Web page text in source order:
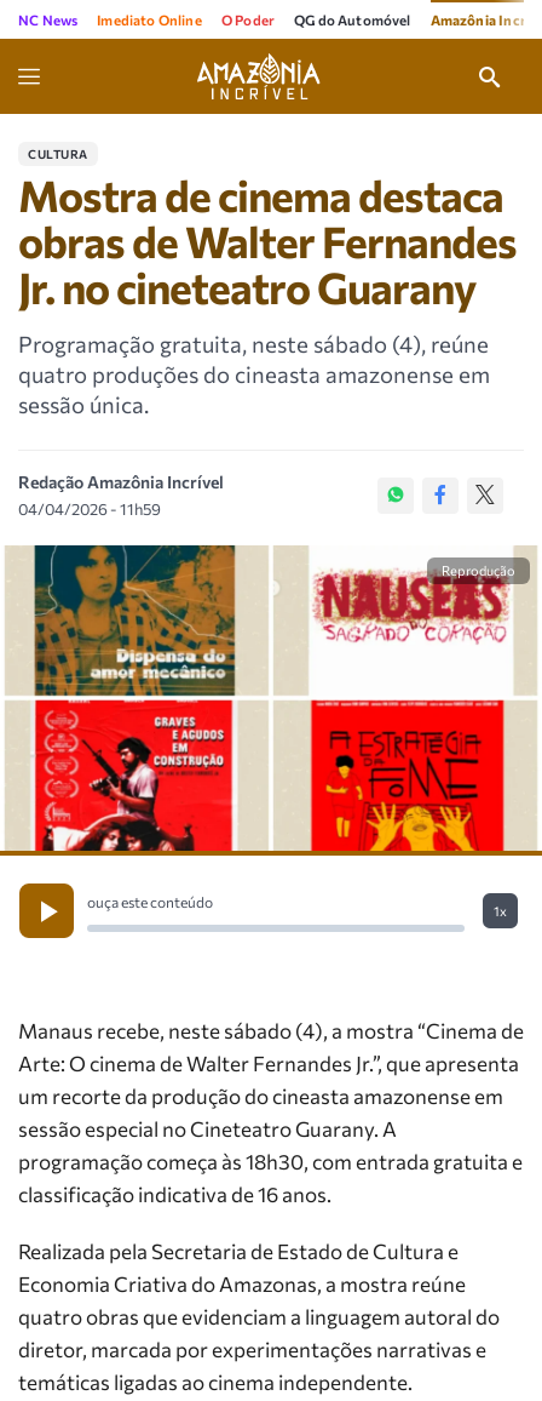
NC News Imediato Online O Poder QG do Automóvel Amazônia
CULTURA
Mostra de cinema destaca
obras de Walter Fernandes
Jr. no cineteatro Guarany
Programação gratuita, neste sábado (4), reúne
quatro produções do cineasta amazonense em
sessão única.
Redação Amazônia Incrível
04/04/2026 - 11h59
Reprodução
ouça este conteúdo
1x
Manaus recebe, neste sábado (4), a mostra “Cinema de
Arte: O cinema de Walter Fernandes Jr.”, que apresenta
um recorte da produção do cineasta amazonense em
sessão especial no Cineteatro Guarany. A
programação começa às 18h30, com entrada gratuita e
classificação indicativa de 16 anos.
Realizada pela Secretaria de Estado de Cultura e
Economia Criativa do Amazonas, a mostra reúne
quatro obras que evidenciam a linguagem autoral do
diretor, marcada por experimentações narrativas e
temáticas ligadas ao cinema independente.